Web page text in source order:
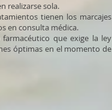
realizarse sola.
tienen los marcajes
en consulta médica.
que exige la ley
óptimas en el momento de